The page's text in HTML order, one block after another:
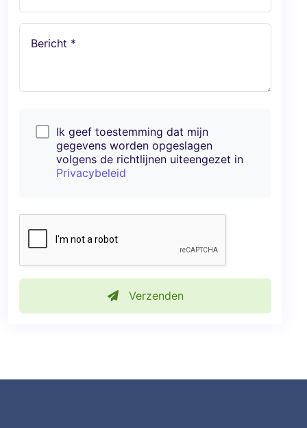
Bericht *
Ik geef toestemming dat mijn
gegevens worden opgeslagen
volgens de richtlijnen uiteengezet in
Privacybeleid
Verzenden